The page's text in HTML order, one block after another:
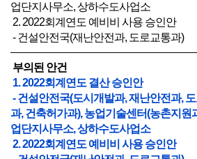
업단지사무소, 상하수도사업소
2. 2022회계연도 예비비 사용 승인안
- 건설안전국(재난안전과, 도로교통과)
부의된 안건
1. 2022회계연도 결산 승인안
- 건설안전국(도시개발과, 재난안전과,
과, 건축허가과), 농업기술센터(농촌지원
업단지사무소, 상하수도사업소
2. 2022회계연도 예비비 사용 승인안